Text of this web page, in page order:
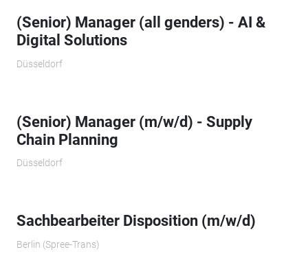
(Senior) Manager (all genders) - AI &
Digital Solutions
Düsseldorf
(Senior) Manager (m/w/d) - Supply
Chain Planning
Düsseldorf
Sachbearbeiter Disposition (m/w/d)
Berlin (Spree-Trans)